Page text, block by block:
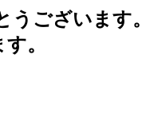
ございます。
。